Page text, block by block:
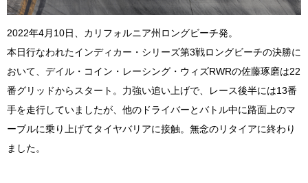
2022年4月10日、カリフォルニア州ロングビーチ発。
本日行なわれたインディカー・シリーズ第3戦ロングビーチの決勝に
おいて、デイル・コイン・レーシング・ウィズRWRの佐藤琢磨は22
番グリッドからスタート。力強い追い上げで、レース後半には13番
手を走行していましたが、他のドライバーとバトル中に路面上のマ
ーブルに乗り上げてタイヤバリアに接触。無念のリタイアに終わり
ました。